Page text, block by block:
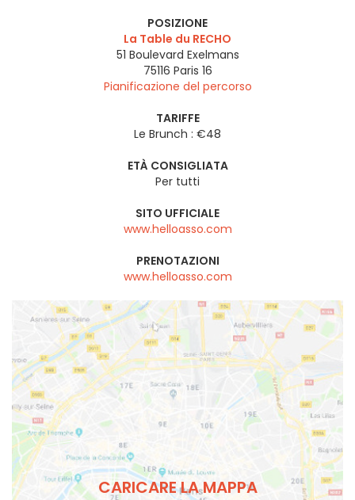
POSIZIONE
La Table du RECHO
51 Boulevard Exelmans
75116 Paris 16
Pianificazione del percorso
TARIFFE
Le Brunch : €48
ETÀ CONSIGLIATA
Per tutti
SITO UFFICIALE
www.helloasso.com
PRENOTAZIONI
www.helloasso.com
CARICARE LA MAPPA